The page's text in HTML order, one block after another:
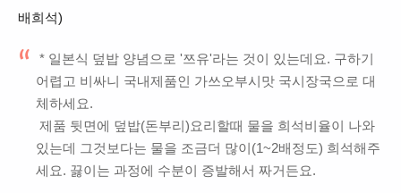
배희석)
* 일본식 덮밥 양념으로 '쯔유'라는 것이 있는데요. 구하기
어렵고 비싸니 국내제품인 가쓰오부시맛 국시장국으로 대
체하세요.
제품 뒷면에 덮밥(돈부리)요리할때 물을 희석비율이 나와
있는데 그것보다는 물을 조금더 많이(1~2배정도) 희석해주
세요. 끓이는 과정에 수분이 증발해서 짜거든요.